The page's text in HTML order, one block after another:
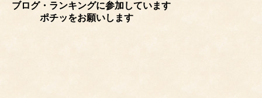
ブログ・ランキングに参加しています
ポチッをお願いします